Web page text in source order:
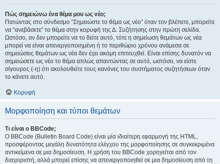
Πώς σημειώνω ένα θέμα μου ως νέο;
Πατώντας στο σύνδεσμο “Σημειώστε το θέμα ως νέο” όταν τον βλέπετε, μπορείτε
να “ανεβάσετε” το θέμα στην κορυφή της Δ. Συζήτησης στην πρώτη σελίδα.
Ωστόσο, αν δεν μπορείτε να το δείτε αυτό, τότε η σημείωση θεμάτων ως νέα
μπορεί να είναι απενεργοποιημένη ή το περιθώριο χρόνου ανάμεσα σε
σημειώσεις θεμάτων ως νέα δεν έχει ακόμη επιτευχθεί. Είναι επίσης δυνατόν να
σημειώσετε ως νέο το θέμα απλώς απαντώντας σε αυτό, ωστόσο, να είστε
σίγουρος (-η) ότι ακολουθείτε τους κανόνες του συστήματος συζητήσεων όταν
το κάνετε αυτό.
Κορυφή
Μορφοποίηση και τύποι θεμάτων
Τι είναι ο BBCode;
Ο BBCode (Bulletin Board Code) είναι μία ιδιαίτερη εφαρμογή της HTML,
προσφέροντας μεγάλη δυνατότητα ελέγχου της μορφοποίησης σε συγκεκριμένα
αντικείμενα σε μια δημοσίευση. Η χρήση του BBCode χορηγείται από τον
διαχειριστή, αλλά μπορεί επίσης να απενεργοποιηθεί σε μια δημοσίευση από τη